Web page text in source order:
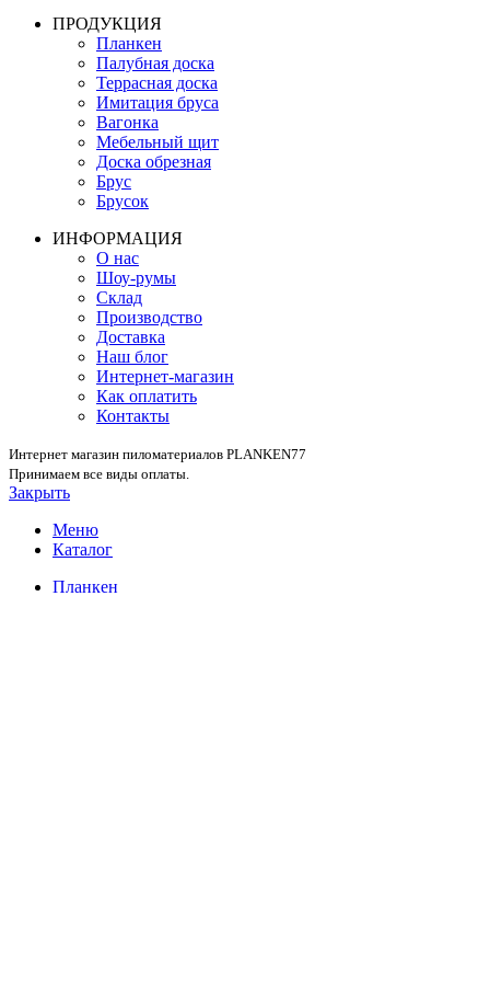
ПРОДУКЦИЯ
Планкен
Палубная доска
Террасная доска
Имитация бруса
Вагонка
Мебельный щит
Доска обрезная
Брус
Брусок
ИНФОРМАЦИЯ
О нас
Шоу-румы
Склад
Производство
Доставка
Наш блог
Интернет-магазин
Как оплатить
Контакты
Интернет магазин пиломатериалов PLANKEN77
Принимаем все виды оплаты.
Закрыть
Меню
Каталог
Планкен